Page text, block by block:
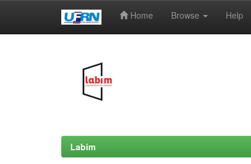
Home Browse Help
Labim